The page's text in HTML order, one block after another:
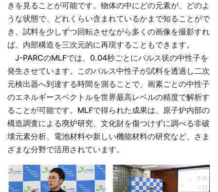
きを見ることが可能です。物体の中にどの元素が、どのよ
うな状態で、どれくらい含まれているかまで知ることがで
き、試料を少しずつ回転させながら多くの画像を撮影すれ
ば、内部構造を三次元的に再現することもできます。
J-PARCのMLFでは、0.04秒ごとにパルス状の中性子を
発生させています。このパルス中性子が試料を透過し二次
元検出器へ到達する時間を測ることで、画素ごとの中性子
のエネルギースペクトルを世界最高レベルの精度で解析す
ることが可能です。MLFで得られた成果は、原子炉内部の
構造調査による廃炉研究、文化財を傷つけずに調べる非破
壊元素分析、電池材料や新しい機能材料の研究など、さま
ざまな分野で活用されています。